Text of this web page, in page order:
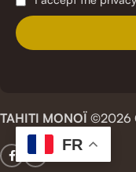
TAHITI MONOÏ ©2026
FR